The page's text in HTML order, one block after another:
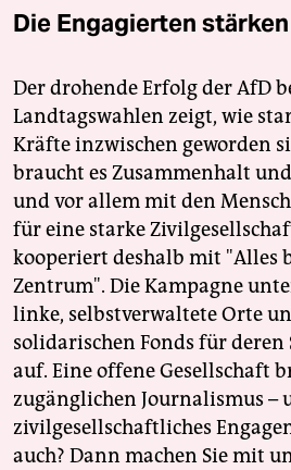
Die Engagierten stärken
Der drohende Erfolg der AfD
Landtagswahlen zeigt, wie
Kräfte inzwischen geworden
braucht es Zusammenhalt
und vor allem mit den
für eine starke
kooperiert deshalb mit "Alles
Zentrum". Die Kampagne
linke, selbstverwaltete Orte
solidarischen Fonds für deren
auf. Eine offene Gesellschaft
zugänglichen Journalismus –
zivilgesellschaftliches
auch? Dann machen Sie mit